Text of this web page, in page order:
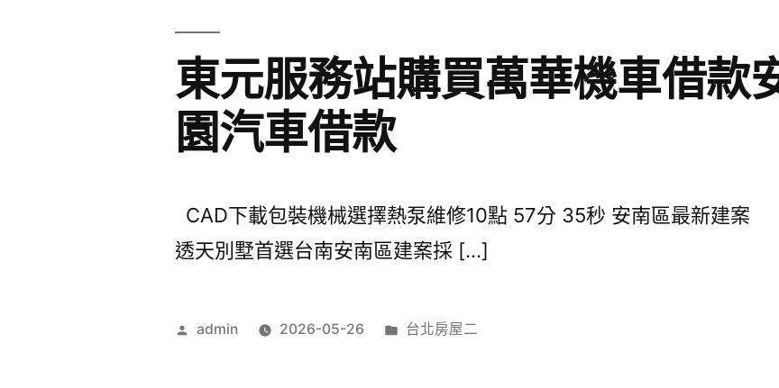
東元服務站購買萬華機車借款
園汽車借款
CAD下載包裝機械選擇熱泵維修10點 57分 35秒 安南區最新建案
透天別墅首選台南安南區建案採 […]
作
admin 2026-05-26
分
台北房屋二